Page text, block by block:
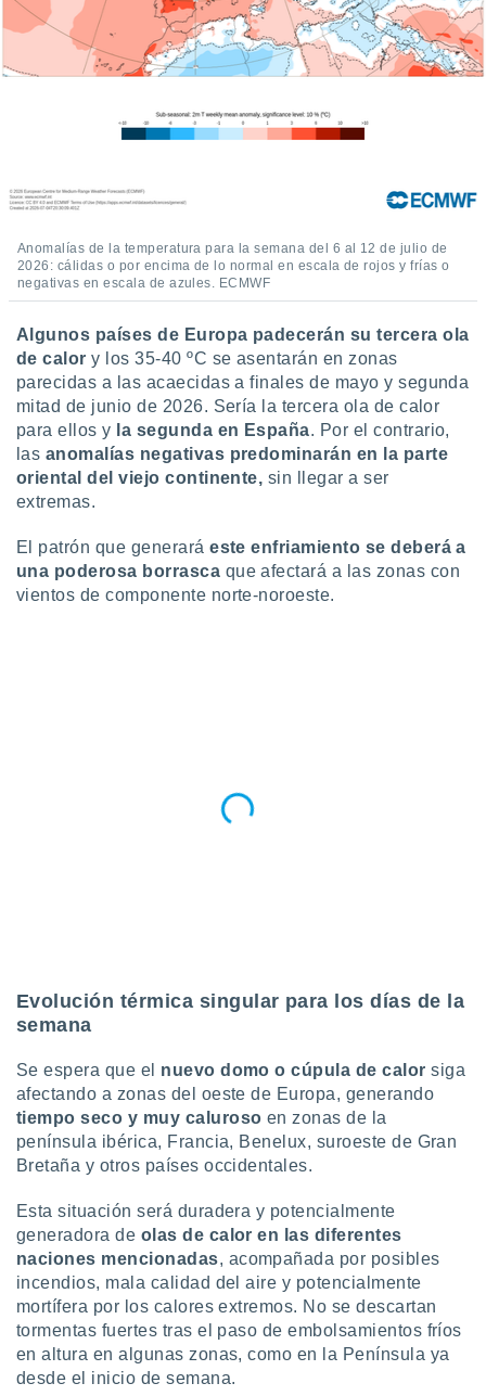
como
este sitio
de
posible
en
interés
a lo que
Para
u
datos
momento
en
en
crear un
uso de
la
contenido
medir el
de la
el
de
o a través
de
de
de
uso de
con el
Anomalías de la temperatura para la semana del 6 al 12 de julio de
2026: cálidas o por encima de lo normal en escala de rojos y frías o
negativas en escala de azules. ECMWF
Algunos países de Europa padecerán su tercera ola
de calor y los 35-40 ºC se asentarán en zonas
parecidas a las acaecidas a finales de mayo y segunda
mitad de junio de 2026. Sería la tercera ola de calor
para ellos y la segunda en España. Por el contrario,
las anomalías negativas predominarán en la parte
oriental del viejo continente, sin llegar a ser
extremas.
El patrón que generaráeste enfriamiento se deberá a
una poderosa borrasca que afectará a las zonas con
vientos de componente norte-noroeste.
Evolución térmica singular para los días de la
semana
Se espera que el nuevo domo o cúpula de calorsiga
afectando a zonas del oeste de Europa, generando
tiempo seco y muy caluroso en zonas de la
península ibérica, Francia, Benelux, suroeste de Gran
Bretaña y otros países occidentales.
Esta situación será duradera y potencialmente
generadora de olas de calor en las diferentes
naciones mencionadas, acompañada por posibles
incendios, mala calidad del aire y potencialmente
mortífera por los calores extremos. No se descartan
tormentas fuertes tras el paso de embolsamientos fríos
en altura en algunas zonas, como en la Península ya
desde el inicio de semana.